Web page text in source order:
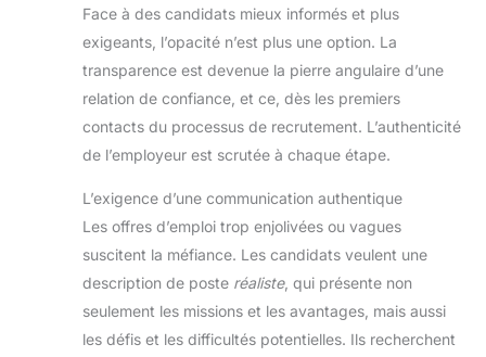
professionnels. Nous
an sur cette tablette
Android. Si vous
rencontrez des problèmes
de qualité, veuillez nous
documents d'achat
tout notre possible pour
professionnels. Nous
an sur cette tablette
Android. Si vous
rencontrez des problèmes
de qualité, veuillez nous
documents d'achat
Amazon et nous ferons
tout notre possible pour
Face à des candidats mieux informés et plus
exigeants, l’opacité n’est plus une option. La
transparence est devenue la pierre angulaire d’une
relation de confiance, et ce, dès les premiers
contacts du processus de recrutement. L’authenticité
de l’employeur est scrutée à chaque étape.
L’exigence d’une communication authentique
Les offres d’emploi trop enjolivées ou vagues
suscitent la méfiance. Les candidats veulent une
description de poste réaliste, qui présente non
seulement les missions et les avantages, mais aussi
les défis et les difficultés potentielles. Ils recherchent